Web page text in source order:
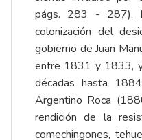
págs. 283 - 287).
colonización del
gobierno de Juan
entre 1831 y 1833, y
décadas hasta
Argentino Roca
rendición de la
comechingones,